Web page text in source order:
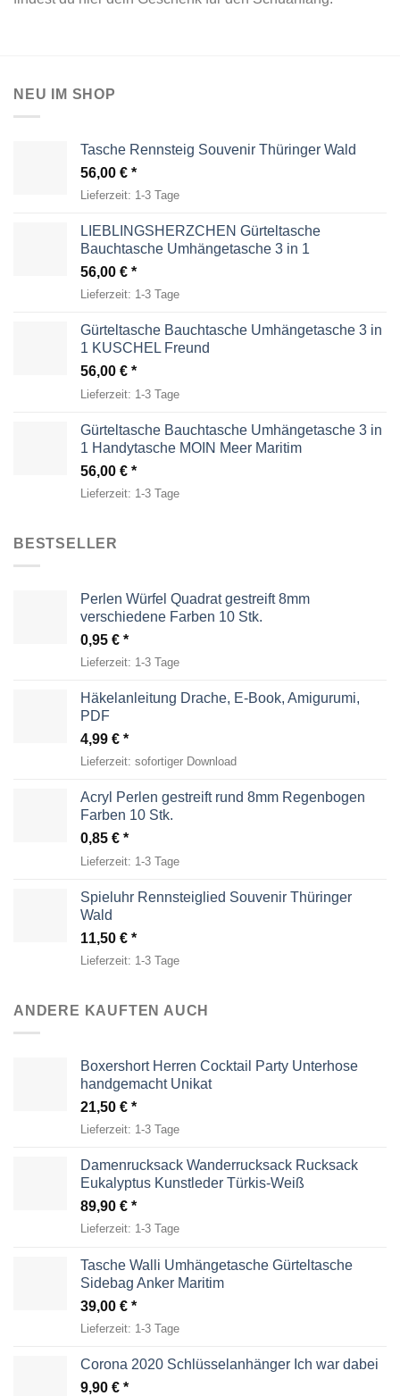
NEU IM SHOP
Tasche Rennsteig Souvenir Thüringer Wald
56,00 €
Lieferzeit: 1-3 Tage
LIEBLINGSHERZCHEN Gürteltasche
Bauchtasche Umhängetasche 3 in 1
56,00 €
Lieferzeit: 1-3 Tage
Gürteltasche Bauchtasche Umhängetasche 3 in
1 KUSCHEL Freund
56,00 €
Lieferzeit: 1-3 Tage
Gürteltasche Bauchtasche Umhängetasche 3 in
1 Handytasche MOIN Meer Maritim
56,00 €
Lieferzeit: 1-3 Tage
BESTSELLER
Perlen Würfel Quadrat gestreift 8mm
verschiedene Farben 10 Stk.
0,95 €
Lieferzeit: 1-3 Tage
Häkelanleitung Drache, E-Book, Amigurumi,
PDF
4,99 €
Lieferzeit: sofortiger Download
Acryl Perlen gestreift rund 8mm Regenbogen
Farben 10 Stk.
0,85 €
Lieferzeit: 1-3 Tage
Spieluhr Rennsteiglied Souvenir Thüringer
Wald
11,50 €
Lieferzeit: 1-3 Tage
ANDERE KAUFTEN AUCH
Boxershort Herren Cocktail Party Unterhose
handgemacht Unikat
21,50 €
Lieferzeit: 1-3 Tage
Damenrucksack Wanderrucksack Rucksack
Eukalyptus Kunstleder Türkis-Weiß
89,90 €
Lieferzeit: 1-3 Tage
Tasche Walli Umhängetasche Gürteltasche
Sidebag Anker Maritim
39,00 €
Lieferzeit: 1-3 Tage
Corona 2020 Schlüsselanhänger Ich war dabei
9,90 €